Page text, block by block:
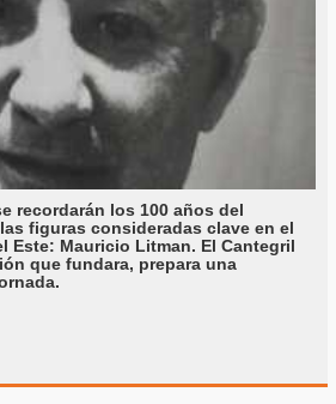
recordarán los 100 años del
figuras consideradas clave en el
Este: Mauricio Litman. El Cantegril
que fundara, prepara una